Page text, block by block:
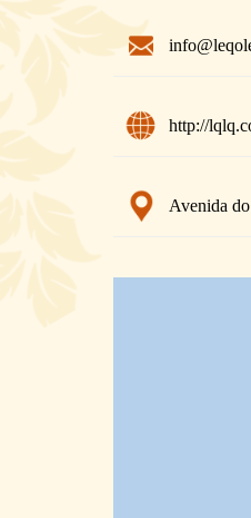
http://
Avenida